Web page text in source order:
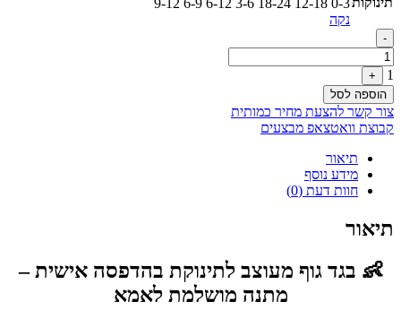
נקה
Quantity
-
1
+
הוספה לסל
צור קשר להצעת מחיר כמותית
קבוצת וואטצאפ מבצעים
תיאור
מידע נוסף
חוות דעת (0)
תיאור
👶 בגד גוף מעוצב לתינוקת בהדפסה אישית –
מתנה מושלמת לאמא